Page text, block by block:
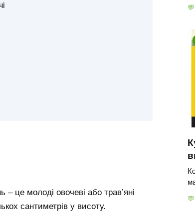
це молоді овочеві або трав’яні
сантиметрів у висоту.